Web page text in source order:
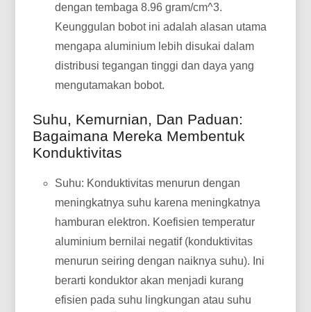
dengan tembaga 8.96 gram/cm^3.
Keunggulan bobot ini adalah alasan utama
mengapa aluminium lebih disukai dalam
distribusi tegangan tinggi dan daya yang
mengutamakan bobot.
Suhu, Kemurnian, Dan Paduan:
Bagaimana Mereka Membentuk
Konduktivitas
Suhu: Konduktivitas menurun dengan
meningkatnya suhu karena meningkatnya
hamburan elektron. Koefisien temperatur
aluminium bernilai negatif (konduktivitas
menurun seiring dengan naiknya suhu). Ini
berarti konduktor akan menjadi kurang
efisien pada suhu lingkungan atau suhu